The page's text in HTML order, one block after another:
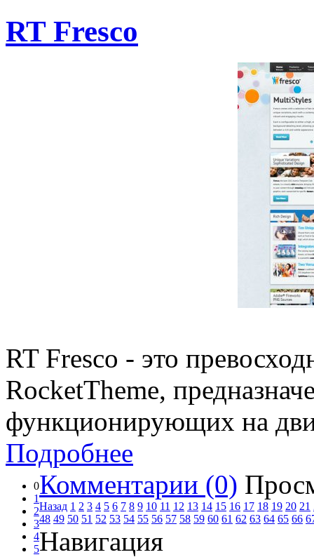
RT Fresco
RT Fresco - это
RocketTheme,
функционирующих на
Подробнее
0
1
2
3
4
5
Комментарии (0)
Назад 1 2 3 4 5 6 7 8 9 10 11 12 13 14 15 16 17 18 19 20 21
48 49 50 51 52 53 54 55 56 57 58 59 60 61 62 63 64 65 66
Навигация